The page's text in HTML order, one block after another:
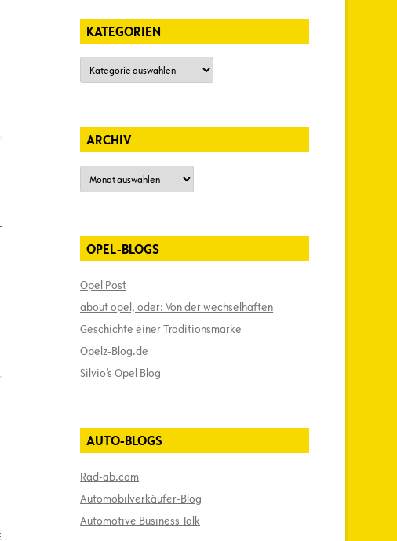
KATEGORIEN
Kategorien
ARCHIV
Archiv
OPEL-BLOGS
Opel Post
about opel, oder: Von der wechselhaften
Geschichte einer Traditionsmarke
Opelz-Blog.de
Silvio’s Opel Blog
AUTO-BLOGS
Rad-ab.com
Automobilverkäufer-Blog
Automotive Business Talk